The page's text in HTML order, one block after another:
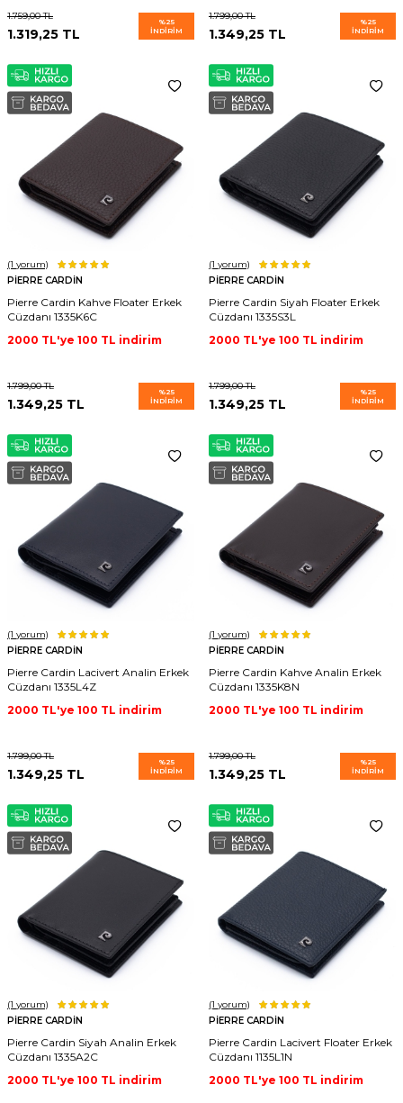
1.759,00TL
1.319,25 TL
%25
İNDIRIM
1.799,00TL
1.349,25 TL
%25
İNDIRIM
(1 yorum)
PIERRE CARDIN
Pierre Cardin Kahve Floater Erkek
Cüzdanı 1335K6C
2000 TL'ye 100 TL indirim
1.799,00TL
1.349,25 TL
%25
İNDIRIM
(1 yorum)
PIERRE CARDIN
Pierre Cardin Siyah Floater Erkek
Cüzdanı 1335S3L
2000 TL'ye 100 TL indirim
1.799,00TL
1.349,25 TL
%25
İNDIRIM
(1 yorum)
PIERRE CARDIN
Pierre Cardin Lacivert Analin Erkek
Cüzdanı 1335L4Z
2000 TL'ye 100 TL indirim
1.799,00TL
1.349,25 TL
%25
İNDIRIM
(1 yorum)
PIERRE CARDIN
Pierre Cardin Kahve Analin Erkek
Cüzdanı 1335K8N
2000 TL'ye 100 TL indirim
1.799,00TL
1.349,25 TL
%25
İNDIRIM
(1 yorum)
PIERRE CARDIN
Pierre Cardin Siyah Analin Erkek
Cüzdanı 1335A2C
2000 TL'ye 100 TL indirim
(1 yorum)
PIERRE CARDIN
Pierre Cardin Lacivert Floater Erkek
Cüzdanı 1135L1N
2000 TL'ye 100 TL indirim